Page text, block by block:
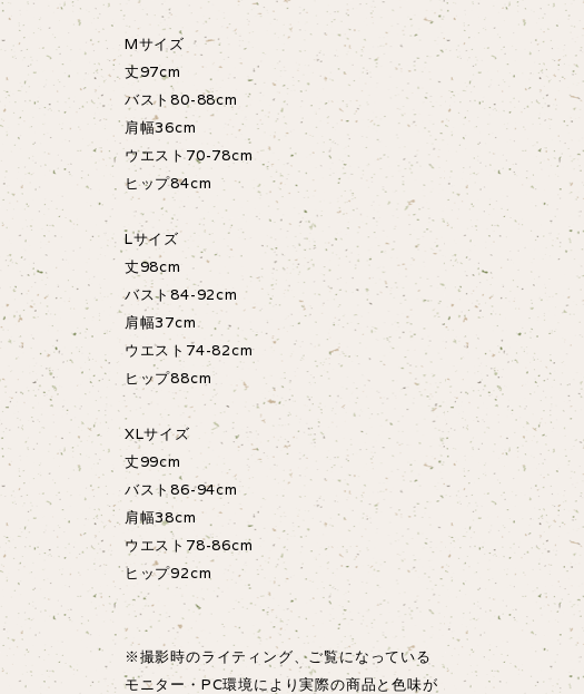
Mサイズ
丈97cm
バスト80-88cm
肩幅36cm
ウエスト70-78cm
ヒップ84cm
Lサイズ
丈98cm
バスト84-92cm
肩幅37cm
ウエスト74-82cm
ヒップ88cm
XLサイズ
丈99cm
バスト86-94cm
肩幅38cm
ウエスト78-86cm
ヒップ92cm
※撮影時のライティング、ご覧になっている
モニター・PC環境により実際の商品と色味が